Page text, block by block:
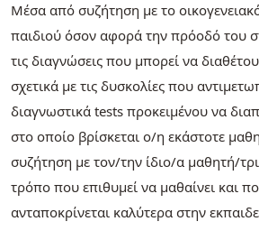
Μέσα από συζήτηση με το
παιδιού όσον αφορά την πρόοδό του
τις διαγνώσεις που μπορεί να
σχετικά με τις δυσκολίες που
διαγνωστικά tests προκειμένου να
στο οποίο βρίσκεται ο/η εκάστοτε
συζήτηση με τον/την ίδιο/α μαθητή/
τρόπο που επιθυμεί να μαθαίνει και
ανταποκρίνεται καλύτερα στην